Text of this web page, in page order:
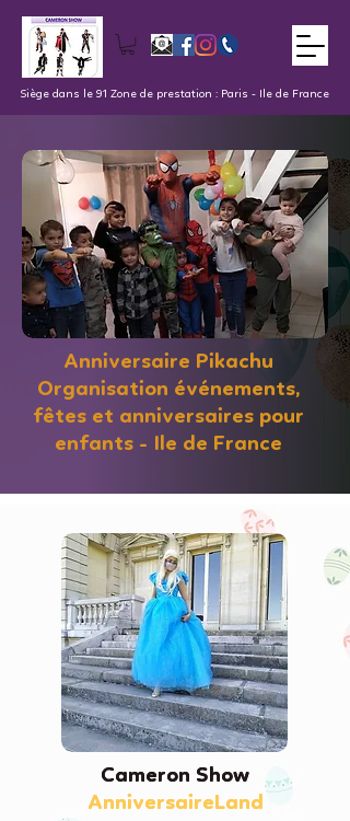
Siège dans le 91 Zone de prestation : Paris - Ile de France
Anniversaire Pikachu
Organisation événements,
fêtes et anniversaires pour
enfants - Ile de France
Cameron Show
AnniversaireLand
Cameron Show
AnniversaireLand